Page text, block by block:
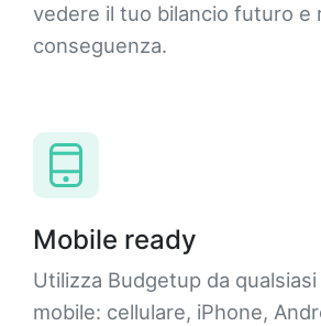
vedere il tuo bilancio futuro e
conseguenza.
Mobile ready
Utilizza Budgetup da
mobile: cellulare, iPhone,